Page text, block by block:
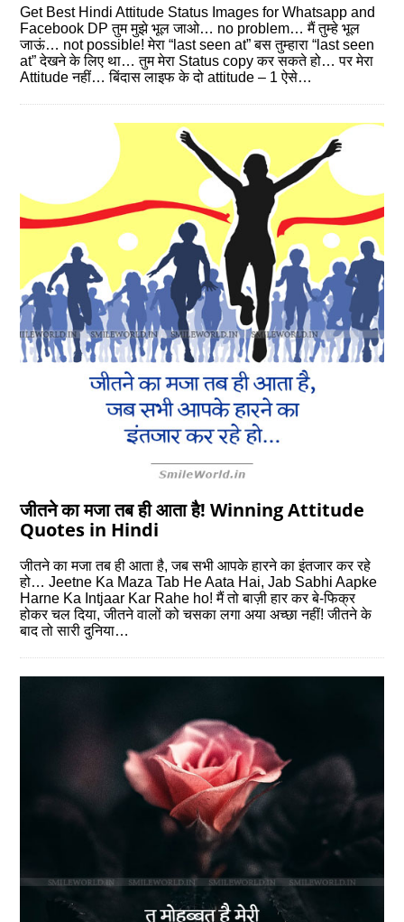
Get Best Hindi Attitude Status Images for Whatsapp and
Facebook DP तुम मुझे भूल जाओ… no problem… मैं तुम्हे भूल
जाऊं… not possible! मेरा “last seen at” बस तुम्हारा “last seen
at” देखने के लिए था… तुम मेरा Status copy कर सकते हो… पर मेरा
Attitude नहीं… बिंदास लाइफ के दो attitude – 1 ऐसे…
जीतने का मजा तब ही आता है! Winning Attitude
Quotes in Hindi
जीतने का मजा तब ही आता है, जब सभी आपके हारने का इंतजार कर रहे
हो… Jeetne Ka Maza Tab He Aata Hai, Jab Sabhi Aapke
Harne Ka Intjaar Kar Rahe ho! मैं तो बाज़ी हार कर बे-फिक्र
होकर चल दिया, जीतने वालों को चसका लगा अया अच्छा नहीं! जीतने के
बाद तो सारी दुनिया…